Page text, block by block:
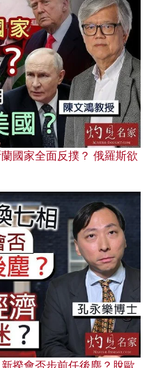
國家全面反撲？ 俄羅斯欲